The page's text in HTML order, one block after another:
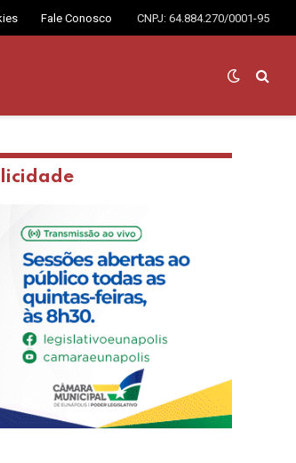
Fale Conosco CNPJ: 64.884.270/0001-95